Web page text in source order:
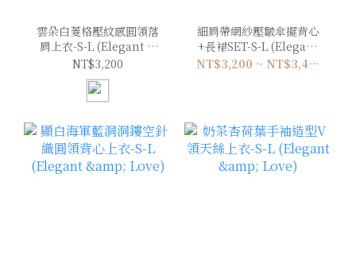
雲朵白菱格壓紋感圓領落
肩上衣-S-L (Elegant &
Love)
NT$3,200
細肩帶網紗壓皺傘擺背心
+長裙SET-S-L (Elegant
& Love)
NT$3,200 ~ NT$3,400